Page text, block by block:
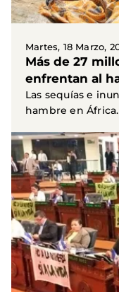
Martes, 18 Marzo,
Más de 27
enfrentan al
Las sequías e
hambre en África.